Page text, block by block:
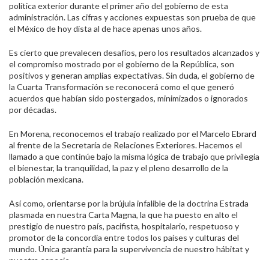
política exterior durante el primer año del gobierno de esta
administración. Las cifras y acciones expuestas son prueba de que
el México de hoy dista al de hace apenas unos años.
Es cierto que prevalecen desafíos, pero los resultados alcanzados y
el compromiso mostrado por el gobierno de la República, son
positivos y generan amplias expectativas. Sin duda, el gobierno de
la Cuarta Transformación se reconocerá como el que generó
acuerdos que habían sido postergados, minimizados o ignorados
por décadas.
En Morena, reconocemos el trabajo realizado por el Marcelo Ebrard
al frente de la Secretaría de Relaciones Exteriores. Hacemos el
llamado a que continúe bajo la misma lógica de trabajo que privilegia
el bienestar, la tranquilidad, la paz y el pleno desarrollo de la
población mexicana.
Así como, orientarse por la brújula infalible de la doctrina Estrada
plasmada en nuestra Carta Magna, la que ha puesto en alto el
prestigio de nuestro país, pacifista, hospitalario, respetuoso y
promotor de la concordia entre todos los países y culturas del
mundo. Única garantía para la supervivencia de nuestro hábitat y